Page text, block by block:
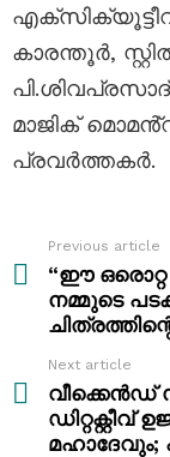
കാരന്തൂർ,
മാജിക്
പ്രവർത്തകർ.
more
Previous article
“ഈ ഒരൊറ്റ
നമ്മുടെ
Next article
വീക്കെൻഡ്
മഹാദേവും;